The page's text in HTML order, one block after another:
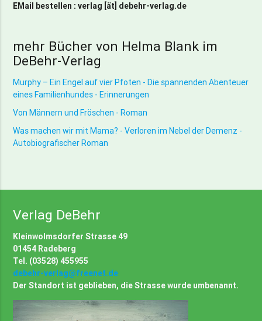
EMail bestellen : verlag [ät] debehr-verlag.de
mehr Bücher von Helma Blank im
DeBehr-Verlag
Murphy – Ein Engel auf vier Pfoten - Die spannenden Abenteuer
eines Familienhundes - Erinnerungen
Von Männern und Fröschen - Roman
Was machen wir mit Mama? - Verloren im Nebel der Demenz -
Autobiografischer Roman
Verlag DeBehr
Kleinwolmsdorfer Strasse 49
01454 Radeberg
Tel. (03528) 455955
debehr-verlag@freenet.de
Der Standort ist geblieben, die Strasse wurde umbenannt.